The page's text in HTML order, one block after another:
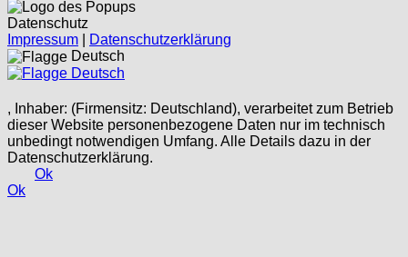
Datenschutz
Impressum
Datenschutzerklärung
Deutsch
Deutsch
, Inhaber: (Firmensitz: Deutschland), verarbeitet zum Betrieb
dieser Website personenbezogene Daten nur im technisch
unbedingt notwendigen Umfang. Alle Details dazu in der
Datenschutzerklärung.
Ok
Ok